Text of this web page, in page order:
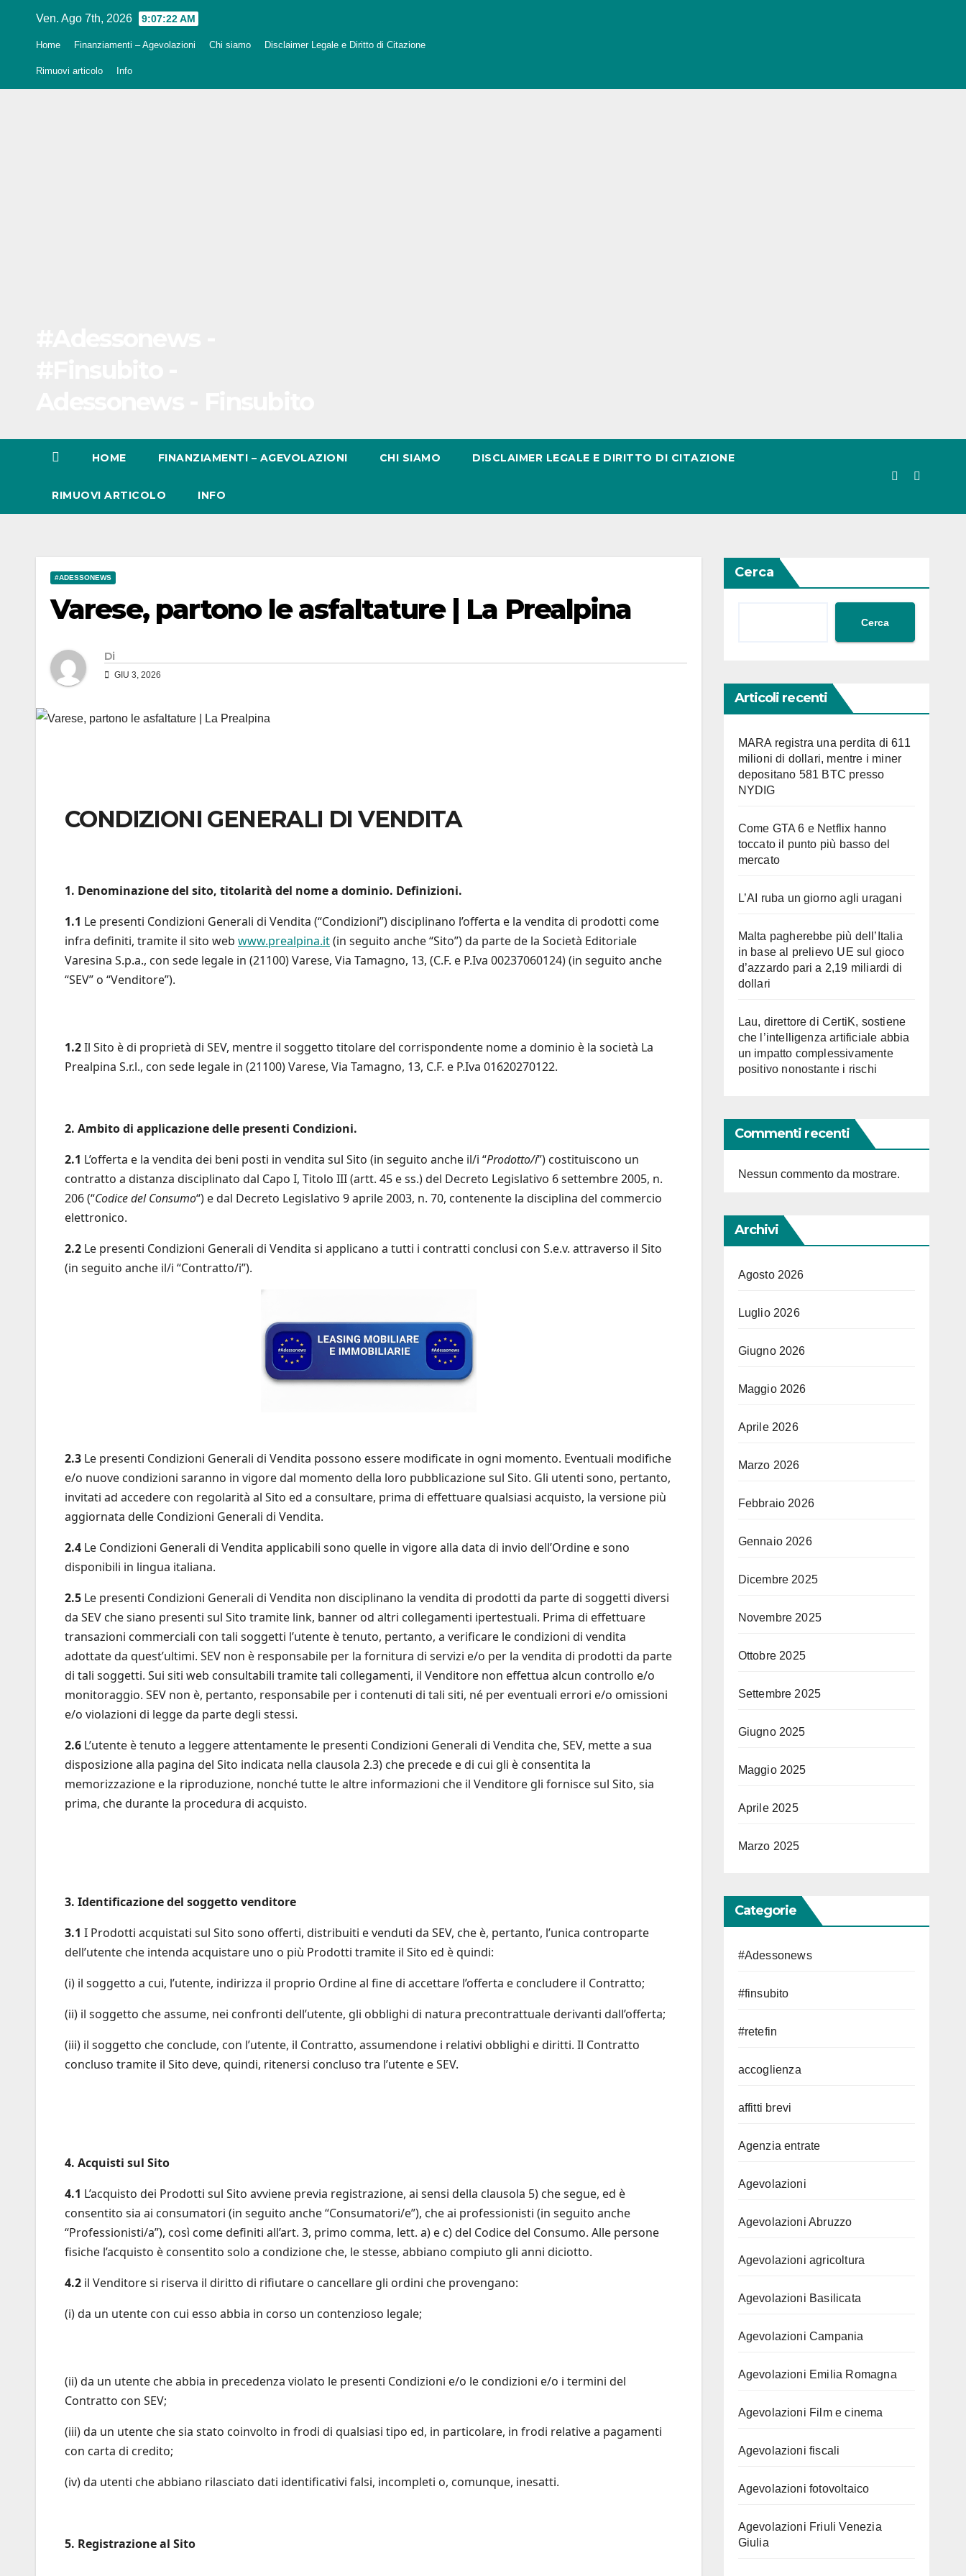
Ven. Ago 7th, 2026 9:07:23 AM
Home Finanziamenti – Agevolazioni Chi siamo Disclaimer Legale e Diritto di Citazione
Rimuovi articolo Info
HOME FINANZIAMENTI – AGEVOLAZIONI CHI SIAMO DISCLAIMER LEGALE E DIRITTO DI CITAZIONE
RIMUOVI ARTICOLO INFO
#ADESSONEWS
Varese, partono le asfaltature | La Prealpina
Di
GIU 3, 2026
CONDIZIONI GENERALI DI VENDITA
1. Denominazione del sito, titolarità del nome a dominio. Definizioni.
1.1 Le presenti Condizioni Generali di Vendita (“Condizioni”) disciplinano l’offerta e la vendita di prodotti come
infra definiti, tramite il sito web www.prealpina.it(in seguito anche “Sito”) da parte de la Società Editoriale
Varesina S.p.a., con sede legale in (21100) Varese, Via Tamagno, 13, (C.F. e P.Iva 00237060124) (in seguito anche
“SEV” o “Venditore”).
1.2Il Sito è di proprietà di SEV, mentre il soggetto titolare del corrispondente nome a dominio è la società La
Prealpina S.r.l., con sede legale in (21100) Varese, Via Tamagno, 13, C.F. e P.Iva 01620270122.
2. Ambito di applicazione delle presenti Condizioni.
2.1 L’offerta e la vendita dei beni posti in vendita sul Sito (in seguito anche il/i “Prodotto/i”) costituiscono un
contratto a distanza disciplinato dal Capo I, Titolo III (artt. 45 e ss.) del Decreto Legislativo 6 settembre 2005, n.
206 (“Codice del Consumo“) e dal Decreto Legislativo 9 aprile 2003, n. 70, contenente la disciplina del commercio
elettronico.
2.2 Le presenti Condizioni Generali di Vendita si applicano a tutti i contratti conclusi con S.e.v. attraverso il Sito
(in seguito anche il/i “Contratto/i”).
2.3 Le presenti Condizioni Generali di Vendita possono essere modificate in ogni momento. Eventuali modifiche
e/o nuove condizioni saranno in vigore dal momento della loro pubblicazione sul Sito. Gli utenti sono, pertanto,
invitati ad accedere con regolarità al Sito ed a consultare, prima di effettuare qualsiasi acquisto, la versione più
aggiornata delle Condizioni Generali di Vendita.
2.4 Le Condizioni Generali di Vendita applicabili sono quelle in vigore alla data di invio dell’Ordine e sono
disponibili in lingua italiana.
2.5 Le presenti Condizioni Generali di Vendita non disciplinano la vendita di prodotti da parte di soggetti diversi
da SEV che siano presenti sul Sito tramite link, banner od altri collegamenti ipertestuali. Prima di effettuare
transazioni commerciali con tali soggetti l’utente è tenuto, pertanto, a verificare le condizioni di vendita
adottate da quest’ultimi. SEV non è responsabile per la fornitura di servizi e/o per la vendita di prodotti da parte
di tali soggetti. Sui siti web consultabili tramite tali collegamenti, il Venditore non effettua alcun controllo e/o
monitoraggio. SEV non è, pertanto, responsabile per i contenuti di tali siti, né per eventuali errori e/o omissioni
e/o violazioni di legge da parte degli stessi.
2.6 L’utente è tenuto a leggere attentamente le presenti Condizioni Generali di Vendita che, SEV, mette a sua
disposizione alla pagina del Sito indicata nella clausola 2.3) che precede e di cui gli è consentita la
memorizzazione e la riproduzione, nonché tutte le altre informazioni che il Venditore gli fornisce sul Sito, sia
prima, che durante la procedura di acquisto.
3. Identificazione del soggetto venditore
3.1 I Prodotti acquistati sul Sito sono offerti, distribuiti e venduti da SEV, che è, pertanto, l’unica controparte
dell’utente che intenda acquistare uno o più Prodotti tramite il Sito ed è quindi:
(i) il soggetto a cui, l’utente, indirizza il proprio Ordine al fine di accettare l’offerta e concludere il Contratto;
(ii) il soggetto che assume, nei confronti dell’utente, gli obblighi di natura precontrattuale derivanti dall’offerta;
(iii) il soggetto che conclude, con l’utente, il Contratto, assumendone i relativi obblighi e diritti. Il Contratto
concluso tramite il Sito deve, quindi, ritenersi concluso tra l’utente e SEV.
4. Acquisti sul Sito
4.1 L’acquisto dei Prodotti sul Sito avviene previa registrazione, ai sensi della clausola 5) che segue, ed è
consentito sia ai consumatori (in seguito anche “Consumatori/e”), che ai professionisti (in seguito anche
“Professionisti/a”), così come definiti all’art. 3, primo comma, lett. a) e c) del Codice del Consumo. Alle persone
fisiche l’acquisto è consentito solo a condizione che, le stesse, abbiano compiuto gli anni diciotto.
4.2 il Venditore si riserva il diritto di rifiutare o cancellare gli ordini che provengano:
(i) da un utente con cui esso abbia in corso un contenzioso legale;
(ii) da un utente che abbia in precedenza violato le presenti Condizioni e/o le condizioni e/o i termini del
Contratto con SEV;
(iii) da un utente che sia stato coinvolto in frodi di qualsiasi tipo ed, in particolare, in frodi relative a pagamenti
con carta di credito;
(iv) da utenti che abbiano rilasciato dati identificativi falsi, incompleti o, comunque, inesatti.
5. Registrazione al Sito
Cerca
Cerca
Articoli recenti
MARA registra una perdita di 611
milioni di dollari, mentre i miner
depositano 581 BTC presso
NYDIG
Come GTA 6 e Netflix hanno
toccato il punto più basso del
mercato
L’AI ruba un giorno agli uragani
Malta pagherebbe più dell’Italia
in base al prelievo UE sul gioco
d’azzardo pari a 2,19 miliardi di
dollari
Lau, direttore di CertiK, sostiene
che l’intelligenza artificiale abbia
un impatto complessivamente
positivo nonostante i rischi
Commenti recenti
Nessun commento da mostrare.
Archivi
Agosto 2026
Luglio 2026
Giugno 2026
Maggio 2026
Aprile 2026
Marzo 2026
Febbraio 2026
Gennaio 2026
Dicembre 2025
Novembre 2025
Ottobre 2025
Settembre 2025
Giugno 2025
Maggio 2025
Aprile 2025
Marzo 2025
Categorie
#Adessonews
#finsubito
#retefin
accoglienza
affitti brevi
Agenzia entrate
Agevolazioni
Agevolazioni Abruzzo
Agevolazioni agricoltura
Agevolazioni Basilicata
Agevolazioni Campania
Agevolazioni Emilia Romagna
Agevolazioni Film e cinema
Agevolazioni fiscali
Agevolazioni fotovoltaico
Agevolazioni Friuli Venezia
Giulia